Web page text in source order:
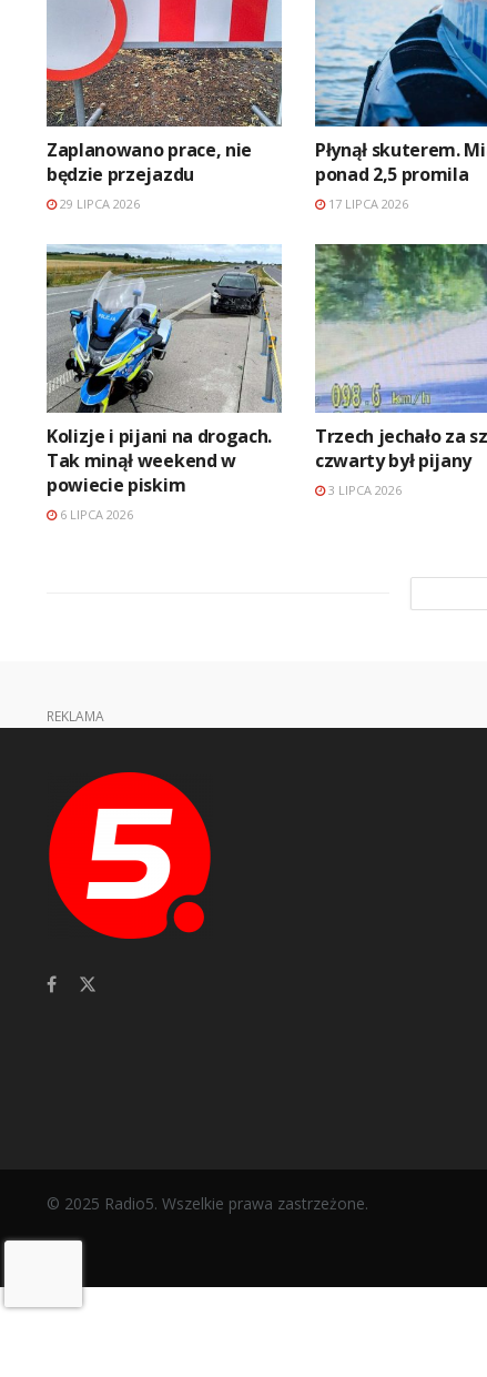
Zaplanowano prace, nie
będzie przejazdu
29 LIPCA 2026
Płynął skuterem.
ponad 2,5 promila
17 LIPCA 2026
Kolizje i pijani na drogach.
Tak minął weekend w
powiecie piskim
6 LIPCA 2026
Trzech jechało za
czwarty był pijany
3 LIPCA 2026
REKLAMA
© 2025 Radio5. Wszelkie prawa zastrzeżone.